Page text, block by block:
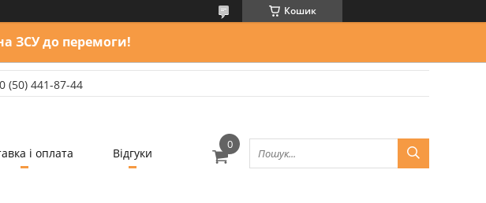
Кошик
ЗСУ до перемоги!
(50) 441-87-44
і оплата Відгуки